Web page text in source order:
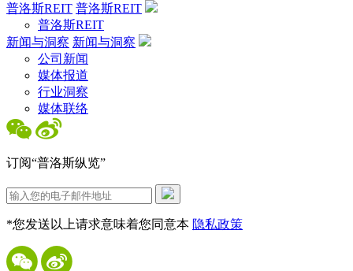
普洛斯REIT 普洛斯REIT
普洛斯REIT
新闻与洞察 新闻与洞察
公司新闻
媒体报道
行业洞察
媒体联络
订阅“普洛斯纵览”
*您发送以上请求意味着您同意本 隐私政策